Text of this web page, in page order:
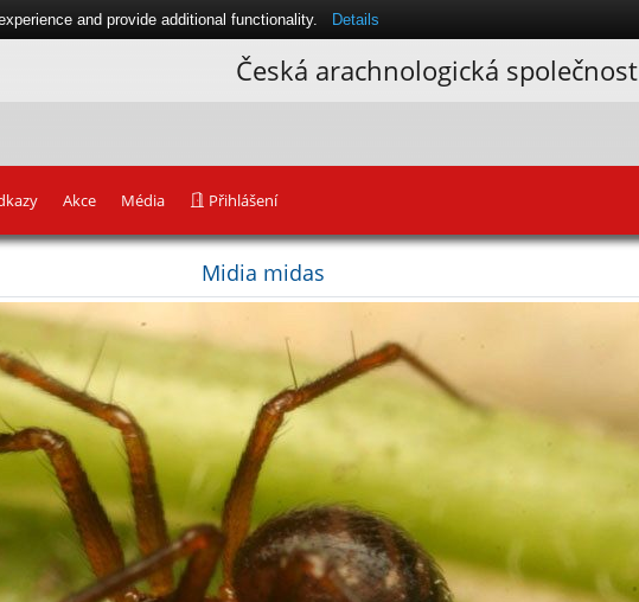
Česká arachnologická společnost
Akce Média Přihlášení
Midia midas
and provide additional functionality. Details